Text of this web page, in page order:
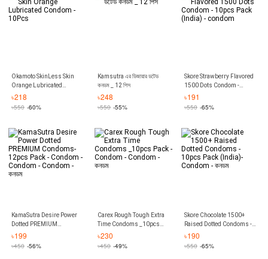
Okamoto SkinLess Skin
Orange Lubricated
Condom - 10Pcs
৳218
৳550 -60%
Kamsutra এর ডিজায়ার ডটেড
কনডম _ 12 পিস
৳248
৳550 -55%
Skore Strawberry Flavored
1500 Dots Condom -
10pcs Pack (India) -
৳191
৳550 -65%
KamaSutra Desire Power
Dotted PREMIUM
Condoms-12pcs Pack -
৳199
৳450 -56%
Carex Rough Tough Extra
Time Condoms _10pcs
Pack - Condom - Condom -
৳230
৳450 -49%
Skore Chocolate 1500+
Raised Dotted Condoms -
10pcs Pack (India)-
৳190
৳550 -65%